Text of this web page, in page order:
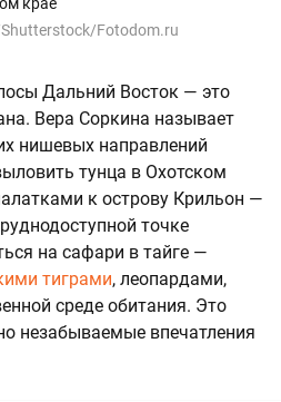
Fotodom.ru
Дальний Восток — это
Вера Соркина называет
нишевых направлений
тунца в Охотском
к острову Крильон —
точке
на сафари в тайге —
тиграми, леопардами,
среде обитания. Это
незабываемые впечатления